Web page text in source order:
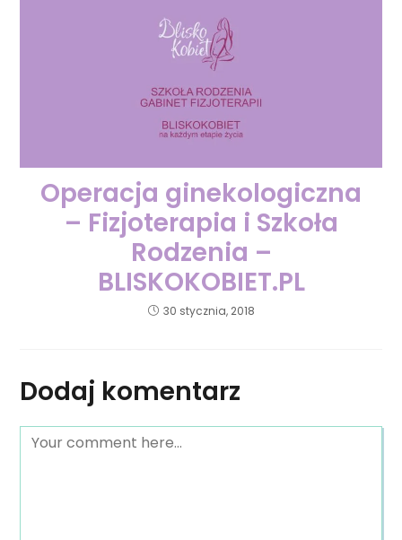
Operacja ginekologiczna
– Fizjoterapia i Szkoła
Rodzenia –
BLISKOKOBIET.PL
30 stycznia, 2018
Dodaj komentarz